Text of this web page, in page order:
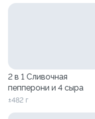
2 в 1 Сливочная
пепперони и 4 сыра
±482 г